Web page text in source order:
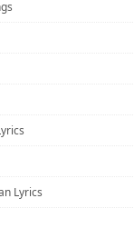
Lyrics